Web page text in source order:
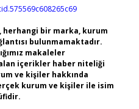
bir marka, kurum
bulunmamaktadır.
makaleler
içerikler haber niteliği
ve kişiler hakkında
kurum ve kişiler ile isim